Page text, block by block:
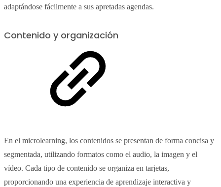
adaptándose fácilmente a sus apretadas agendas.
Contenido y organización
En el microlearning, los contenidos se presentan de forma concisa y
segmentada, utilizando formatos como el audio, la imagen y el
vídeo. Cada tipo de contenido se organiza en tarjetas,
proporcionando una experiencia de aprendizaje interactiva y